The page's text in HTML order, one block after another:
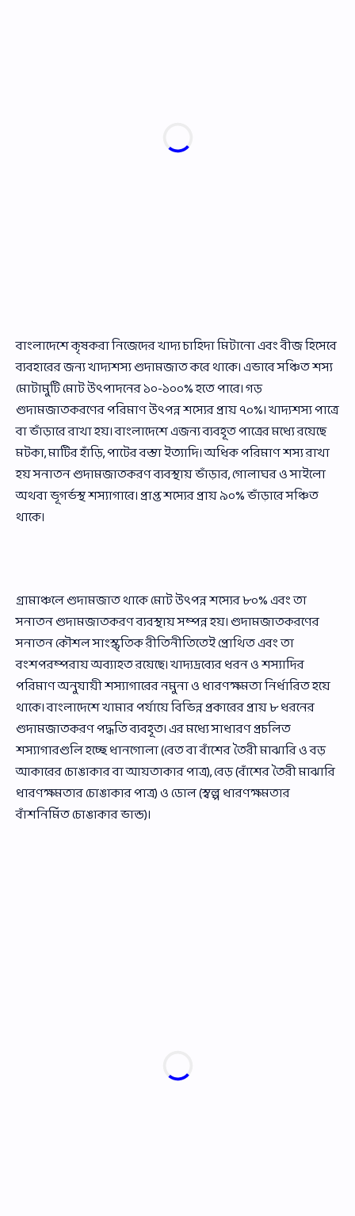
বাংলাদেশে কৃষকরা নিজেদের খাদ্য চাহিদা মিটানো এবং বীজ হিসেবে
ব্যবহারের জন্য খাদ্যশস্য গুদামজাত করে থাকে। এভাবে সঞ্চিত শস্য
মোটামুটি মোট উৎপাদনের ১০-১০০% হতে পারে। গড়
গুদামজাতকরণের পরিমাণ উৎপন্ন শস্যের প্রায় ৭০%। খাদ্যশস্য পাত্রে
বা ভাঁড়ারে রাখা হয়। বাংলাদেশে এজন্য ব্যবহূত পাত্রের মধ্যে রয়েছে
মটকা, মাটির হাঁড়ি, পাটের বস্তা ইত্যাদি। অধিক পরিমাণ শস্য রাখা
হয় সনাতন গুদামজাতকরণ ব্যবস্থায় ভাঁড়ার, গোলাঘর ও সাইলো
অথবা ভূগর্ভস্থ শস্যাগারে। প্রাপ্ত শস্যের প্রায় ৯০% ভাঁড়ারে সঞ্চিত
থাকে।
গ্রামাঞ্চলে গুদামজাত থাকে মোট উৎপন্ন শস্যের ৮০% এবং তা
সনাতন গুদামজাতকরণ ব্যবস্থায় সম্পন্ন হয়। গুদামজাতকরণের
সনাতন কৌশল সাংস্কৃতিক রীতিনীতিতেই প্রোথিত এবং তা
বংশপরম্পরায় অব্যাহত রয়েছে। খাদ্যদ্রব্যের ধরন ও শস্যাদির
পরিমাণ অনুযায়ী শস্যাগারের নমুনা ও ধারণক্ষমতা নির্ধারিত হয়ে
থাকে। বাংলাদেশে খামার পর্যায়ে বিভিন্ন প্রকারের প্রায় ৮ ধরনের
গুদামজাতকরণ পদ্ধতি ব্যবহূত। এর মধ্যে সাধারণ প্রচলিত
শস্যাগারগুলি হচ্ছে ধানগোলা (বেত বা বাঁশের তৈরী মাঝারি ও বড়
আকারের চোঙাকার বা আয়তাকার পাত্র), বেড় (বাঁশের তৈরী মাঝারি
ধারণক্ষমতার চোঙাকার পাত্র) ও ডোল (স্বল্প ধারণক্ষমতার
বাঁশনির্মিত চোঙাকার ভান্ড)।